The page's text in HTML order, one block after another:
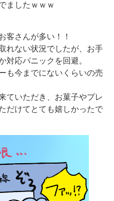
ましたｗｗｗ
客さんが多い！！
れない状況でしたが、お手
対応パニックを回避。
も今までにないくらいの売
ていただき、お菓子やプレ
だけてとても嬉しかったで